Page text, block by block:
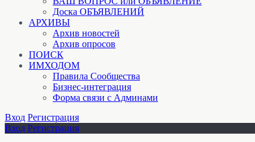
Доска ОБЪЯВЛЕНИЙ
АРХИВЫ
Архив новостей
Архив опросов
ПОИСК
ИМХОДОМ
Правила Сообщества
Бизнес-интеграция
Форма связи с Админами
Вход Регистрация
Вход Регистрация